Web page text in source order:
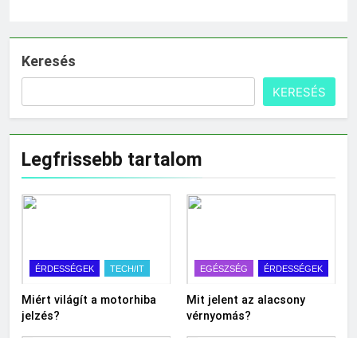
Keresés
KERESÉS
Legfrissebb tartalom
ÉRDESSÉGEK TECH/IT
Miért világít a motorhiba
jelzés?
EGÉSZSÉG ÉRDESSÉGEK
Mit jelent az alacsony
vérnyomás?